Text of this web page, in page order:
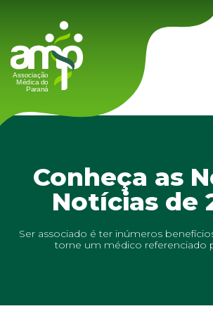
Conheça as
Notícias de
Ser associado é ter inúmeros
torne um médico referenciado